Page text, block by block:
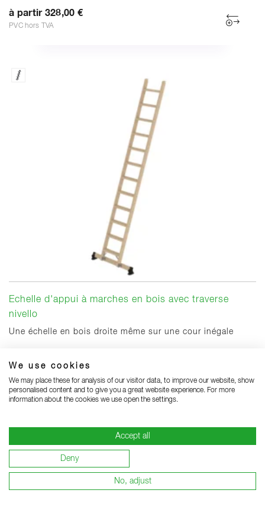
We use cookies
We may place these for analysis of our visitor data, to improve our website, show
personalised content and to give you a great website experience. For more
information about the cookies we use open the settings.
Accept all
Deny
No, adjust
à partir 328,00 €
PVC hors TVA
Echelle d'appui à marches en bois avec traverse
nivello
Une échelle en bois droite même sur une cour inégale
530,00 €
PVC hors TVA
4